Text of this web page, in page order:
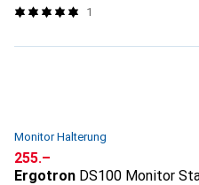
1
Monitor Halterung
CHF
255.–
Ergotron DS100 Monitor